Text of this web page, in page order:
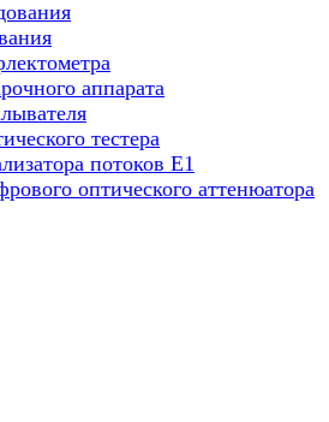
аппарата
тестера
потоков Е1
оптического аттенюатора